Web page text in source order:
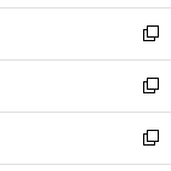
開
く
ウ
で
開
く
ン
ド
ウ
で
開
く
ウ
ィ
ン
ド
ウ
で
開
し
い
ウ
ィ
ン
ド
ウ
新
し
い
ウ
ィ
ン
新
し
い
新